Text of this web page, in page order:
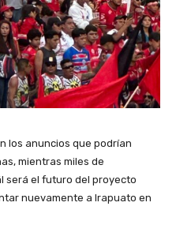
los anuncios que podrían
mientras miles de
será el futuro del proyecto
nuevamente a Irapuato en